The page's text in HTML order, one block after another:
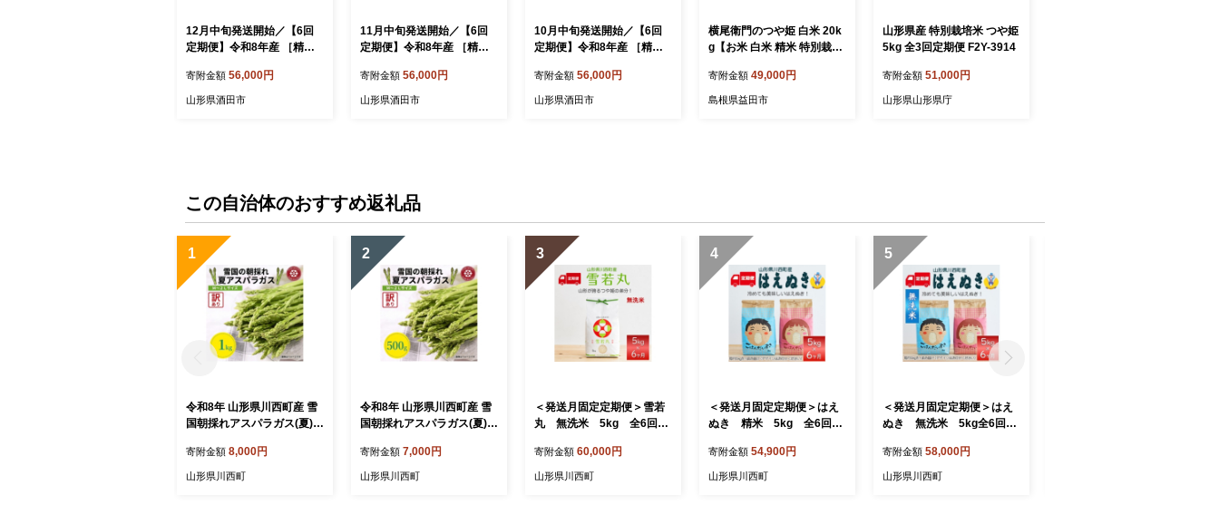
12月中旬発送開始／【6回
定期便】令和8年産 ［精
g×6回(計30kg) 農家直送 H
O SG0157
寄附金額 56,000円
山形県酒田市
11月中旬発送開始／【6回
定期便】令和8年産 ［精
g×6回(計30kg) 農家直送 H
O SG0156
寄附金額 56,000円
山形県酒田市
10月中旬発送開始／【6回
定期便】令和8年産 ［精
g×6回(計30kg) 農家直送 H
O SG0155
寄附金額 56,000円
山形県酒田市
横尾衛門のつや姫 白米 20k
g【お米 白米 精米 特別栽培
ンド米 つや姫 20kg 1袋】
寄附金額 49,000円
島根県益田市
山形県産 特別栽培米 つや姫
5kg 全3回定期便 F2Y-3914
寄附金額 51,000円
山形県山形県庁
この自治体のおすすめ返礼品
1
令和8年 山形県川西町産 雪
国朝採れアスパラガス(夏)訳
kg【1764660】
寄附金額 8,000円
山形県川西町
2
令和8年 山形県川西町産 雪
国朝採れアスパラガス(夏)
当 500g【1764659】
寄附金額 7,000円
山形県川西町
3
＜発送月固定定期便＞雪若
丸 無洗米 5kg 全6回
寄附金額 60,000円
山形県川西町
4
＜発送月固定定期便＞はえ
ぬき 精米 5kg 全6回
寄附金額 54,900円
山形県川西町
5
＜発送月固定定期便＞はえ
ぬき 無洗米 5kg全6回
寄附金額 58,000円
山形県川西町